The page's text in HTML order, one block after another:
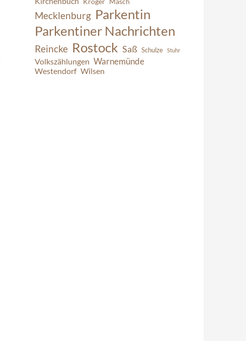
Mecklenburg Parkentin
Parkentiner Nachrichten
Reincke Rostock Saß Schulze Stuhr
Volkszählungen Warnemünde
Westendorf Wilsen